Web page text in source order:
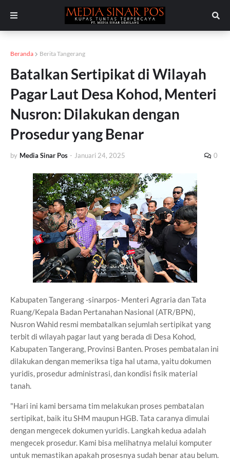
Beranda Berita Tangerang
Batalkan Sertipikat di Wilayah
Pagar Laut Desa Kohod, Menteri
Nusron: Dilakukan dengan
Prosedur yang Benar
by Media Sinar Pos - Januari 24, 2025 0
Kabupaten Tangerang -sinarpos- Menteri Agraria dan Tata
Ruang/Kepala Badan Pertanahan Nasional (ATR/BPN),
Nusron Wahid resmi membatalkan sejumlah sertipikat yang
terbit di wilayah pagar laut yang berada di Desa Kohod,
Kabupaten Tangerang, Provinsi Banten. Proses pembatalan ini
dilakukan dengan memeriksa tiga hal utama, yaitu dokumen
yuridis, prosedur administrasi, dan kondisi fisik material
tanah.
"Hari ini kami bersama tim melakukan proses pembatalan
sertipikat, baik itu SHM maupun HGB. Tata caranya dimulai
dengan mengecek dokumen yuridis. Langkah kedua adalah
mengecek prosedur. Kami bisa melihatnya melalui komputer
untuk memastikan apakah prosesnya sudah benar atau belum.